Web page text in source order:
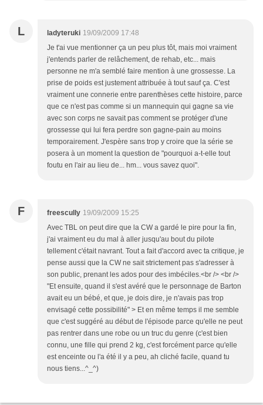
L ladyteruki 19/09/2009 17:48
Je t'ai vue mentionner ça un peu plus tôt, mais moi vraiment
j'entends parler de relâchement, de rehab, etc... mais
personne ne m'a semblé faire mention à une grossesse. La
prise de poids est justement attribuée à tout sauf ça. C'est
vraiment une connerie entre parenthèses cette histoire, parce
que ce n'est pas comme si un mannequin qui gagne sa vie
avec son corps ne savait pas comment se protéger d'une
grossesse qui lui fera perdre son gagne-pain au moins
temporairement. J'espère sans trop y croire que la série se
posera à un moment la question de "pourquoi a-t-elle tout
foutu en l'air au lieu de... hm... vous savez quoi".
F freescully 19/09/2009 15:25
Avec TBL on peut dire que la CW a gardé le pire pour la fin,
j'ai vraiment eu du mal à aller jusqu'au bout du pilote
tellement c'était navrant. Tout a fait d'accord avec ta critique, je
pense aussi que la CW ne sait strictement pas s'adresser à
son public, prenant les ados pour des imbéciles.<br /> <br />
"Et ensuite, quand il s'est avéré que le personnage de Barton
avait eu un bébé, et que, je dois dire, je n'avais pas trop
envisagé cette possibilité" > Et en même temps il me semble
que c'est suggéré au début de l'épisode parce qu'elle ne peut
pas rentrer dans une robe ou un truc du genre (c'est bien
connu, une fille qui prend 2 kg, c'est forcément parce qu'elle
est enceinte ou l'a été il y a peu, ah cliché facile, quand tu
nous tiens...^_^)